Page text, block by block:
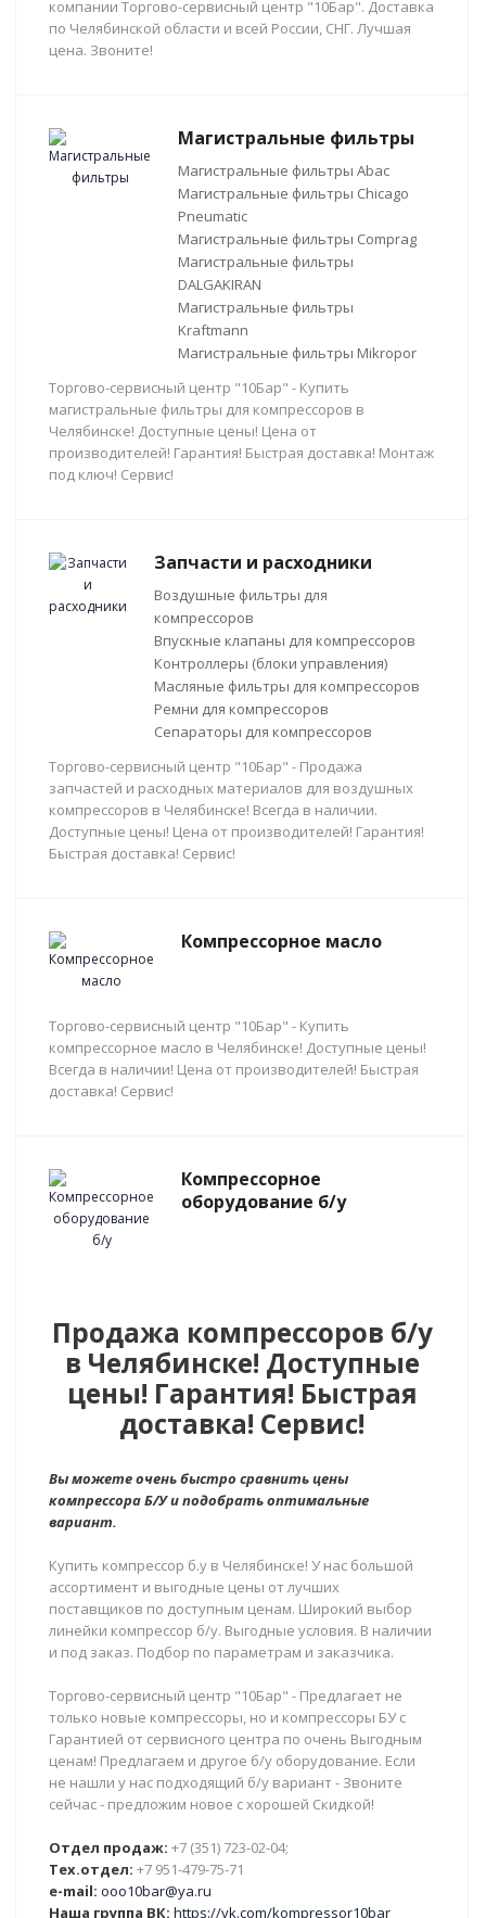
компании Торгово-сервисный центр "10Бар". Доставка
по Челябинской области и всей России, СНГ. Лучшая
цена. Звоните!
Магистральные фильтры
Магистральные фильтры Abac
Магистральные фильтры Chicago
Pneumatic
Магистральные фильтры Comprag
Магистральные фильтры
DALGAKIRAN
Магистральные фильтры
Kraftmann
Магистральные фильтры Mikropor
Торгово-сервисный центр "10Бар" - Купить
магистральные фильтры для компрессоров в
Челябинске! Доступные цены! Цена от
производителей! Гарантия! Быстрая доставка! Монтаж
под ключ! Сервис!
Запчасти и расходники
Воздушные фильтры для
компрессоров
Впускные клапаны для компрессоров
Контроллеры (блоки управления)
Масляные фильтры для компрессоров
Ремни для компрессоров
Сепараторы для компрессоров
Торгово-сервисный центр "10Бар" - Продажа
запчастей и расходных материалов для воздушных
компрессоров в Челябинске! Всегда в наличии.
Доступные цены! Цена от производителей! Гарантия!
Быстрая доставка! Сервис!
Компрессорное масло
Торгово-сервисный центр "10Бар" - Купить
компрессорное масло в Челябинске! Доступные цены!
Всегда в наличии! Цена от производителей! Быстрая
доставка! Сервис!
Компрессорное
оборудование б/у
Продажа компрессоров б/у
в Челябинске! Доступные
цены! Гарантия! Быстрая
доставка! Сервис!
Вы можете очень быстро сравнить цены
компрессора Б/У и подобрать оптимальные
вариант.
Купить компрессор б.у в Челябинске! У нас большой
ассортимент и выгодные цены от лучших
поставщиков по доступным ценам. Широкий выбор
линейки компрессор б/у. Выгодные условия. В наличии
и под заказ. Подбор по параметрам и заказчика.
Торгово-сервисный центр "10Бар" - Предлагает не
только новые компрессоры, но и компрессоры БУ с
Гарантией от сервисного центра по очень Выгодным
ценам! Предлагаем и другое б/у оборудование. Если
не нашли у нас подходящий б/у вариант - Звоните
сейчас - предложим новое с хорошей Скидкой!
Отдел продаж: +7 (351) 723-02-04;
Тех.отдел: +7 951-479-75-71
e-mail: ooo10bar@ya.ru
Наша группа ВК: https://vk.com/kompressor10bar